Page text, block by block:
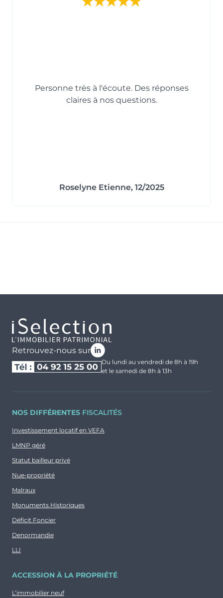
Personne très à l'écoute. Des réponses
claires à nos questions.
Roselyne Etienne, 12/2025
Retrouvez-nous sur
Du lundi au vendredi de 8h à 19h
et le samedi de 8h à 13h
NOS DIFFÉRENTES FISCALITÉS
Investissement locatif en VEFA
LMNP géré
Statut bailleur privé
Nue-propriété
Malraux
Monuments Historiques
Déficit Foncier
Denormandie
LLI
ACCESSION À LA PROPRIÉTÉ
L’immobilier neuf